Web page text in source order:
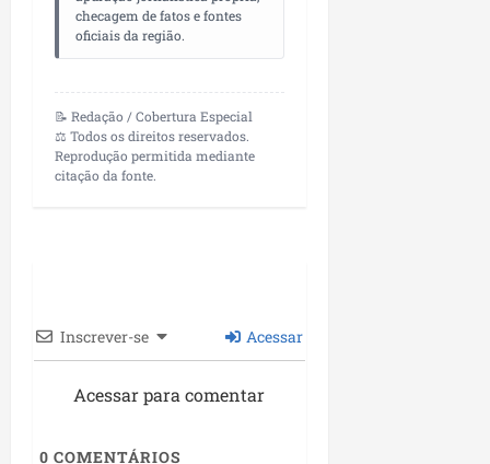
checagem de fatos e fontes
oficiais da região.
📝 Redação / Cobertura Especial
⚖️ Todos os direitos reservados.
Reprodução permitida mediante
citação da fonte.
Inscrever-se Acessar
Acessar para comentar
0 COMENTÁRIOS